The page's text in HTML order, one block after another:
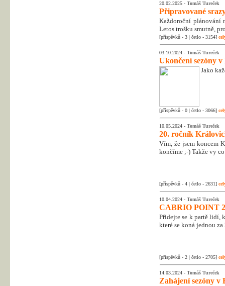
20.02.2025 - Tomáš Tureček
Připravované
Každoroční plánování
Letos trošku smutně,
[příspěvků - 3 | četlo - 3154]
03.10.2024 - Tomáš Tureček
Ukončení sezóny v
Jako
[příspěvků - 0 | četlo - 3066]
10.05.2024 - Tomáš Tureček
20. ročník
Vím, že jsem koncem
končíme ;-) Takže vy
[příspěvků - 4 | četlo - 2631]
10.04.2024 - Tomáš Tureček
CABRIO POINT
Přidejte se k partě lidí,
které se koná jednou
[příspěvků - 2 | četlo - 2705]
14.03.2024 - Tomáš Tureček
Zahájení sezóny v